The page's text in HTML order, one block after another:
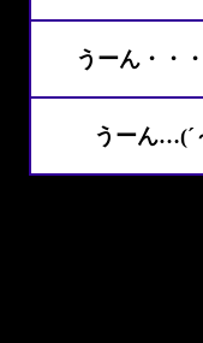
うーん・・
うーん…(´